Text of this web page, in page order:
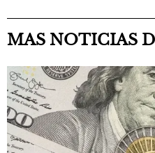
MAS NOTICIAS